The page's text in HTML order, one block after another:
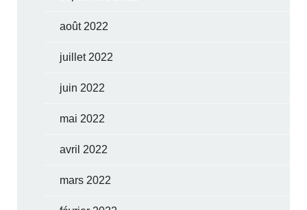
août 2022
juillet 2022
juin 2022
mai 2022
avril 2022
mars 2022